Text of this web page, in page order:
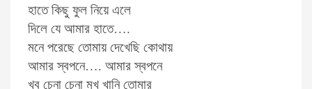
হাতে কিছু ফুল নিয়ে এলে
দিলে যে আমার হাতে….
মনে পরেছে তোমায় দেখেছি কোথায়
আমার স্বপনে…. আমার স্বপনে
খুব চেনা চেনা মুখ খানি তোমার